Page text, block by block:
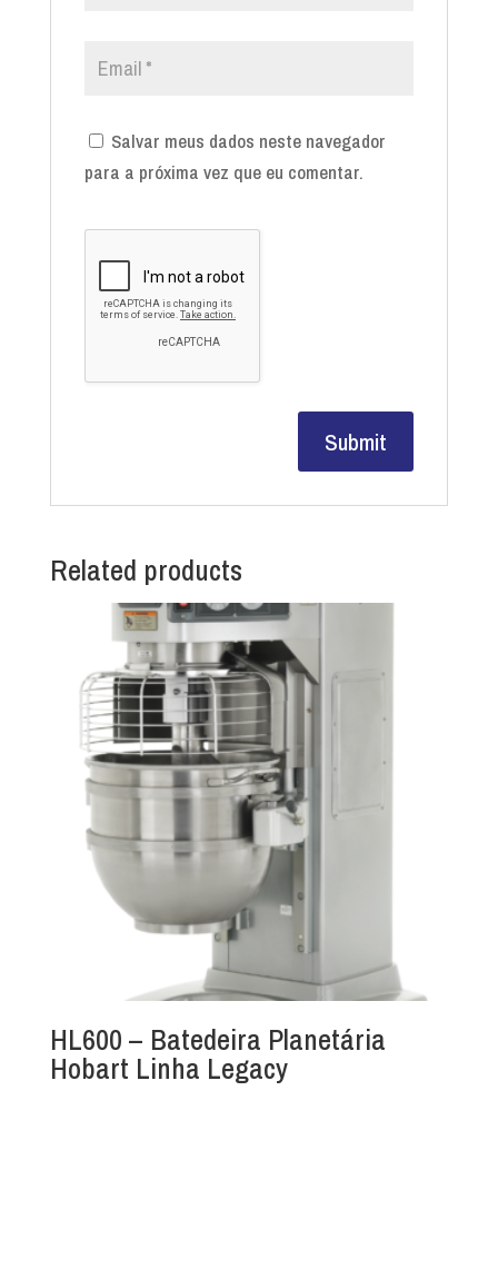
Salvar meus dados neste navegador
para a próxima vez que eu comentar.
Related products
HL600 – Batedeira Planetária
Hobart Linha Legacy